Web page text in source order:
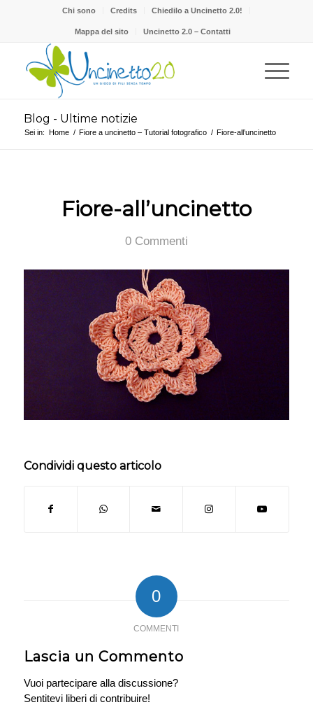
Chi sono Credits Chiedilo a Uncinetto 2.0!
Mappa del sito Uncinetto 2.0 – Contatti
Blog - Ultime notizie
Sei in: Home / Fiore a uncinetto – Tutorial fotografico / Fiore-all’uncinetto
Fiore-all’uncinetto
0 Commenti
Condividi questo articolo
0
COMMENTI
Lascia un Commento
Vuoi partecipare alla discussione?
Sentitevi liberi di contribuire!